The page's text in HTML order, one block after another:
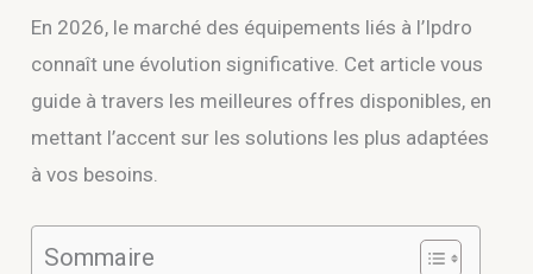
En 2026, le marché des équipements liés à l’Ipdro
connaît une évolution significative. Cet article vous
guide à travers les meilleures offres disponibles, en
mettant l’accent sur les solutions les plus adaptées
à vos besoins.
Sommaire